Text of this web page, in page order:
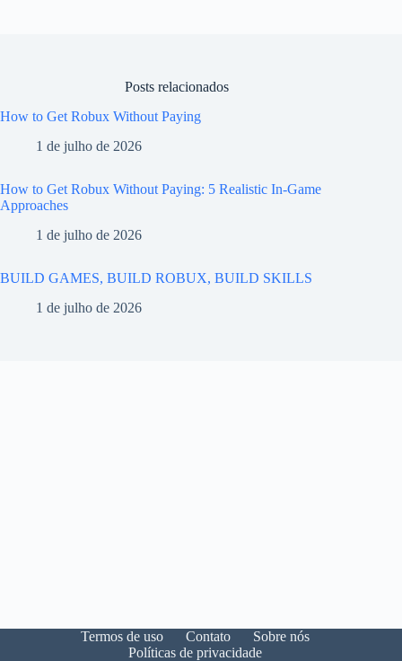
Posts relacionados
How to Get Robux Without Paying
1 de julho de 2026
How to Get Robux Without Paying: 5 Realistic In-Game
Approaches
1 de julho de 2026
BUILD GAMES, BUILD ROBUX, BUILD SKILLS
1 de julho de 2026
Termos de uso Contato
Sobre nós
Políticas de privacidade